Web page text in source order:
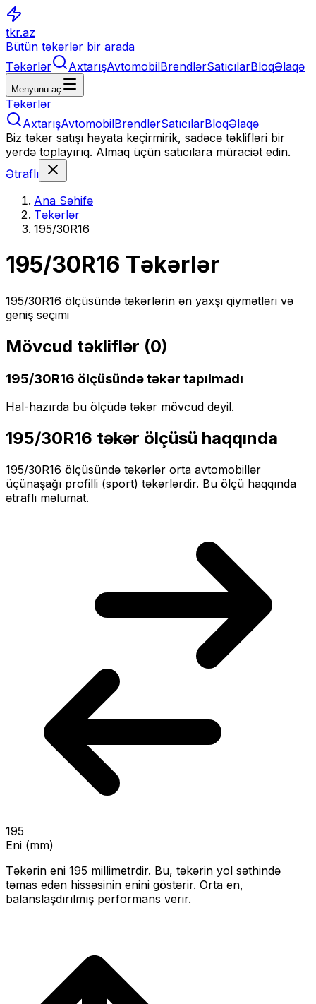
tkr.az
Bütün təkərlər bir arada
Təkərlər
AxtarışAvtomobilBrendlərSatıcılarBloqƏlaqə
Menyunu aç
Təkərlər
AxtarışAvtomobilBrendlərSatıcılarBloqƏlaqə
Biz təkər satışı həyata keçirmirik, sadəcə təklifləri bir
yerdə toplayırıq. Almaq üçün satıcılara müraciət edin.
Ətraflı
Ana Səhifə
Təkərlər
195/30R16
195/30R16 Təkərlər
195/30R16 ölçüsündə təkərlərin ən yaxşı qiymətləri və
geniş seçimi
Mövcud təkliflər (0)
195/30R16 ölçüsündə təkər tapılmadı
Hal-hazırda bu ölçüdə təkər mövcud deyil.
195/30R16 təkər ölçüsü haqqında
195/30R16 ölçüsündə təkərlər orta avtomobillər
üçünaşağı profilli (sport) təkərlərdir. Bu ölçü haqqında
ətraflı məlumat.
195
Eni (mm)
Təkərin eni 195 millimetrdir. Bu, təkərin yol səthində
təmas edən hissəsinin enini göstərir. Orta en,
balanslaşdırılmış performans verir.